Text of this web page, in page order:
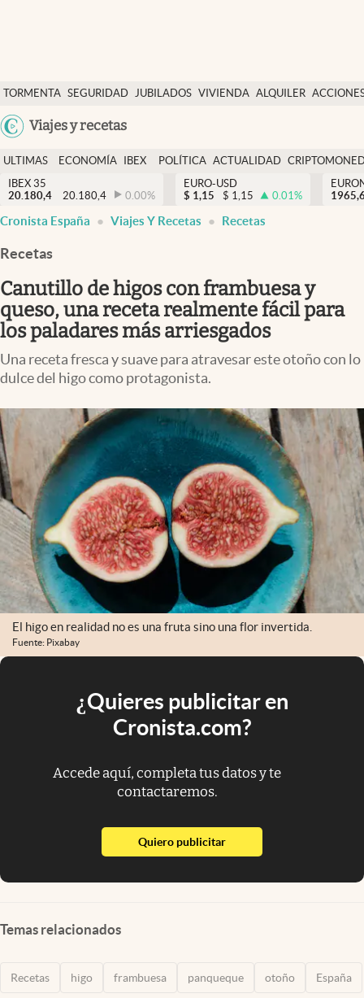
TORMENTA SEGURIDAD JUBILADOS VIVIENDA ALQUILER
USA
Viajes y recetas
Economía y finanzas
Política
Actualidad
Criptomonedas
España
ULTIMAS
NOTICIAS
ECONOMÍA
FINANZAS
IBEX
EURO
POLÍTICA ACTUALIDAD
IBEX 35
20.180,4
20.180,4 0.00%
EURO-USD
$ 1,15 $ 1,15 0.01%
Cronista España Viajes Y Recetas Recetas
Recetas
Canutillo de higos con frambuesa y
queso, una receta realmente fácil para
los paladares más arriesgados
Una receta fresca y suave para atravesar este otoño con lo
dulce del higo como protagonista.
El higo en realidad no es una fruta sino una flor invertida.
Fuente: Pixabay
¿Quieres publicitar en
Cronista.com?
Accede aquí, completa tus datos y te
contactaremos.
Quiero publicitarabre en nueva pestaña
Temas relacionados
Recetas higo frambuesa panqueque otoño España